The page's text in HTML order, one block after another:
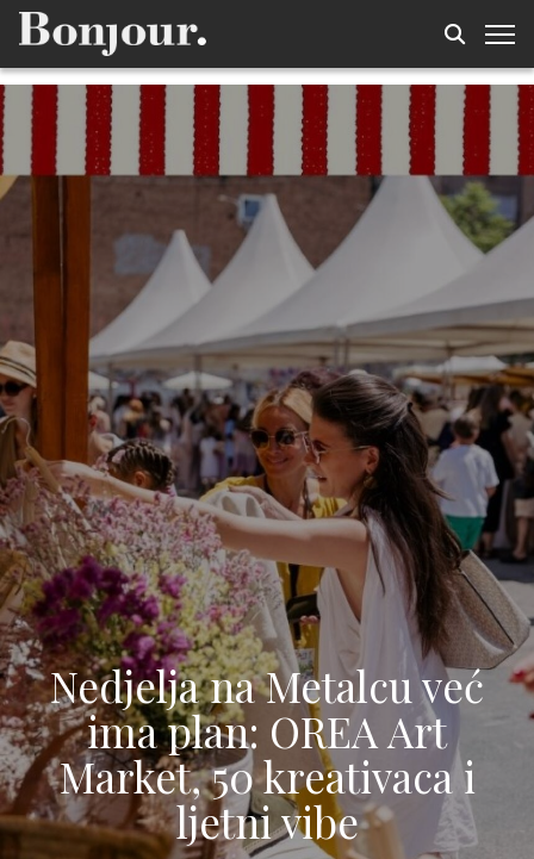
Nedjelja na Metalcu već
ima plan: OREA Art
Market, 50 kreativaca i
ljetni vibe